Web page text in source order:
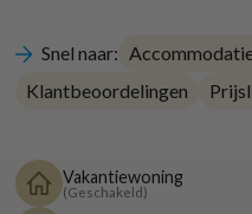
Snel naar:
Klantbeoordelingen
Vakantiewoning
(Geschakeld)